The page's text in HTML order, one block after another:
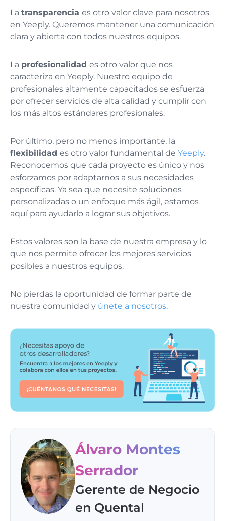
La transparencia es otro valor clave para nosotros
en Yeeply. Queremos mantener una comunicación
clara y abierta con todos nuestros equipos.
La profesionalidad es otro valor que nos
caracteriza en Yeeply. Nuestro equipo de
profesionales altamente capacitados se esfuerza
por ofrecer servicios de alta calidad y cumplir con
los más altos estándares profesionales.
Por último, pero no menos importante, la
flexibilidad es otro valor fundamental de Yeeply.
Reconocemos que cada proyecto es único y nos
esforzamos por adaptarnos a sus necesidades
específicas. Ya sea que necesite soluciones
personalizadas o un enfoque más ágil, estamos
aquí para ayudarlo a lograr sus objetivos.
Estos valores son la base de nuestra empresa y lo
que nos permite ofrecer los mejores servicios
posibles a nuestros equipos.
No pierdas la oportunidad de formar parte de
nuestra comunidad y únete a nosotros.
Álvaro Montes
Serrador
Gerente de Negocio
en Quental